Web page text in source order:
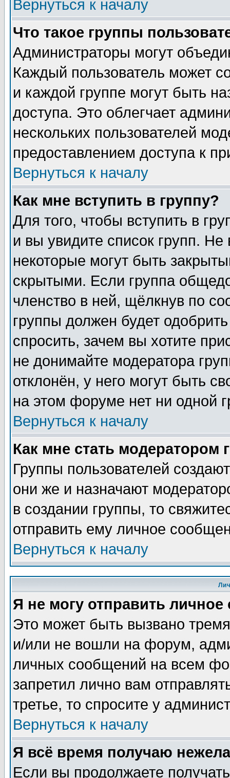
Вернуться к началу
Что такое группы
Администраторы могут
Каждый пользователь может
и каждой группе могут быть
доступа. Это облегчает
нескольких пользователей
предоставлением доступа к
Вернуться к началу
Как мне вступить в группу?
Для того, чтобы вступить в
и вы увидите список групп.
некоторые могут быть
скрытыми. Если группа
членство в ней, щёлкнув по
группы должен будет
спросить, зачем вы хотите
не донимайте модератора
отклонён, у него могут быть
на этом форуме нет ни одной
Вернуться к началу
Как мне стать модератором
Группы пользователей
они же и назначают
в создании группы, то
отправить ему личное
Вернуться к началу
Я не могу отправить
Это может быть вызвано
и/или не вошли на форум,
личных сообщений на всем
запретил лично вам
третье, то спросите у
Вернуться к началу
Я всё время получаю
Если вы продолжаете